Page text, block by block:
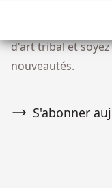
notre
d'art tribal et
nouveautés.
S'abonner